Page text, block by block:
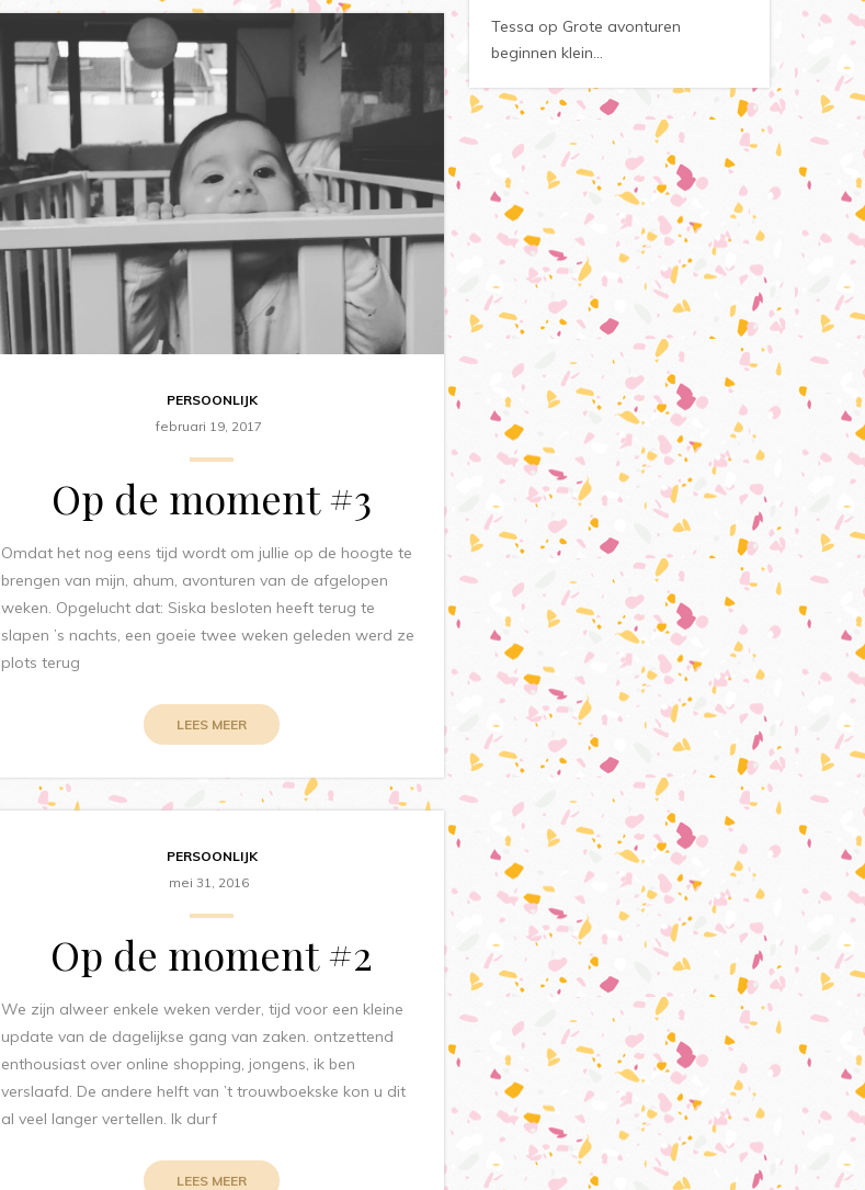
PERSOONLIJK
februari 19, 2017
Op de moment #3
Omdat het nog eens tijd wordt om jullie op de hoogte te
brengen van mijn, ahum, avonturen van de afgelopen
weken. Opgelucht dat: Siska besloten heeft terug te
slapen ’s nachts, een goeie twee weken geleden werd ze
plots terug
LEES MEER
PERSOONLIJK
mei 31, 2016
Op de moment #2
We zijn alweer enkele weken verder, tijd voor een kleine
update van de dagelijkse gang van zaken. ontzettend
enthousiast over online shopping, jongens, ik ben
verslaafd. De andere helft van ’t trouwboekske kon u dit
al veel langer vertellen. Ik durf
LEES MEER
Tessa op Grote avonturen
beginnen klein…